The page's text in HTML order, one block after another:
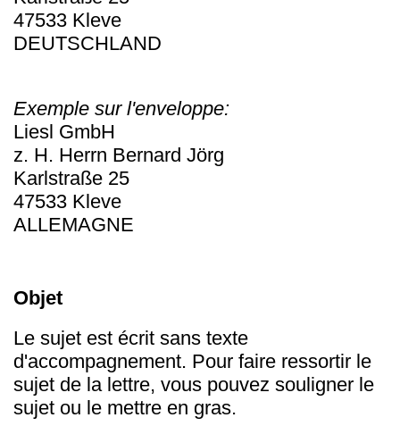
47533 Kleve
DEUTSCHLAND
Exemple sur l'enveloppe:
Liesl GmbH
z. H. Herrn Bernard Jörg
Karlstraße 25
47533 Kleve
ALLEMAGNE
Objet
Le sujet est écrit sans texte
d'accompagnement. Pour faire ressortir le
sujet de la lettre, vous pouvez souligner le
sujet ou le mettre en gras.